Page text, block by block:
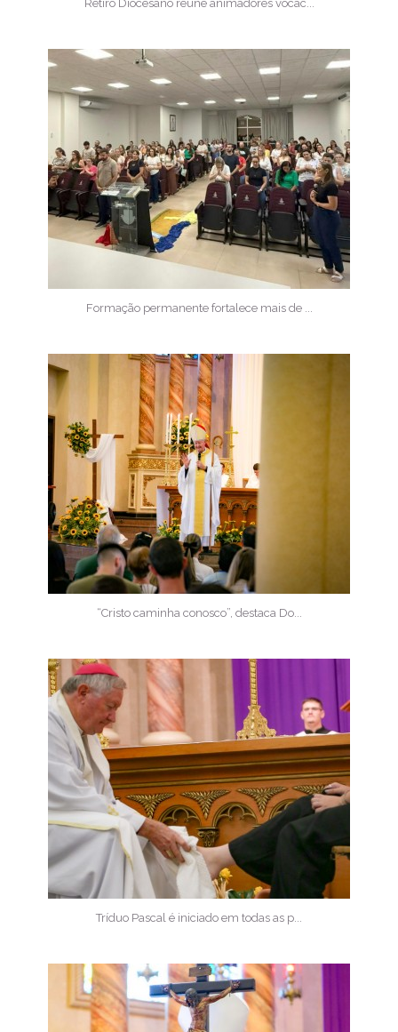
Retiro Diocesano reúne animadores vocac...
Formação permanente fortalece mais de ...
“Cristo caminha conosco”, destaca Do...
Tríduo Pascal é iniciado em todas as p...